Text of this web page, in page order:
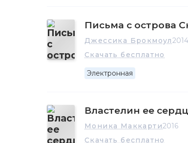
Письма с острова
Джессика Брокмоул2014
Скачать бесплатно
Электронная
Властелин ее
Моника Маккарти2016
Скачать бесплатно